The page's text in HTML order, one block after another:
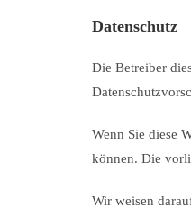
Datenschutz
Die Betreiber
Wenn Sie diese
können. Die
Wir weisen